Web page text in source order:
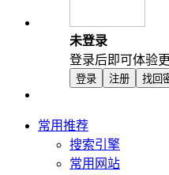
未登录
登录后即可体验
登录 注册 找回
常用推荐
搜索引擎
常用网站